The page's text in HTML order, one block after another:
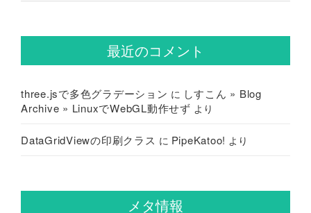
最近のコメント
three.jsで多色グラデーション に しすこん » Blog
Archive » LinuxでWebGL動作せず より
DataGridViewの印刷クラス に PipeKatoo! より
メタ情報